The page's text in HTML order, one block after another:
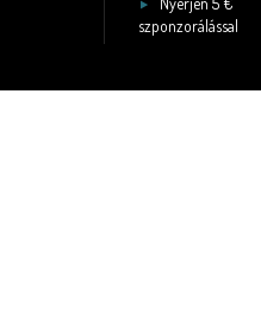
szponzorálással